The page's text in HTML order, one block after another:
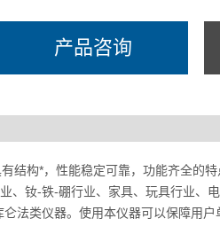
产品咨询
结构*，性能稳定可靠，功能齐全的
、钕-铁-硼行业、家具、玩具行业、
法类仪器。使用本仪器可以保障用